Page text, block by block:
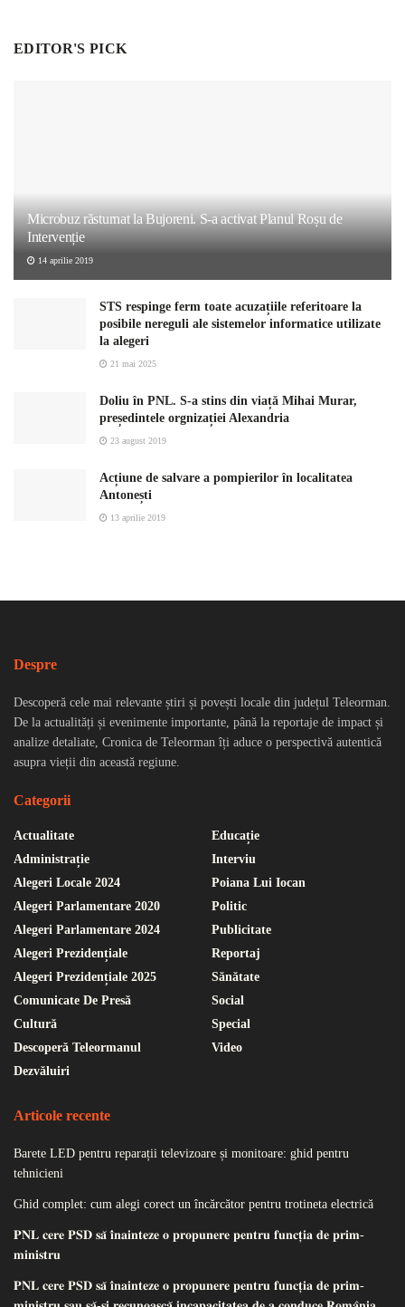
EDITOR'S PICK
Microbuz răsturnat la Bujoreni. S-a activat Planul Roșu de
Intervenție
14 aprilie 2019
STS respinge ferm toate acuzațiile referitoare la
posibile nereguli ale sistemelor informatice utilizate
la alegeri
21 mai 2025
Doliu în PNL. S-a stins din viață Mihai Murar,
președintele orgnizației Alexandria
23 august 2019
Acțiune de salvare a pompierilor în localitatea
Antonești
13 aprilie 2019
Despre
Descoperă cele mai relevante știri și povești locale din județul Teleorman.
De la actualități și evenimente importante, până la reportaje de impact și
analize detaliate, Cronica de Teleorman îți aduce o perspectivă autentică
asupra vieții din această regiune.
Categorii
Actualitate
Administrație
Alegeri Locale 2024
Alegeri Parlamentare 2020
Alegeri Parlamentare 2024
Alegeri Prezidențiale
Alegeri Prezidențiale 2025
Comunicate De Presă
Cultură
Descoperă Teleormanul
Dezvăluiri
Educație
Interviu
Poiana Lui Iocan
Politic
Publicitate
Reportaj
Sănătate
Social
Special
Video
Articole recente
Barete LED pentru reparații televizoare și monitoare: ghid pentru
tehnicieni
Ghid complet: cum alegi corect un încărcător pentru trotineta electrică
𝐏𝐍𝐋 𝐜𝐞𝐫𝐞 𝐏𝐒𝐃 𝐬𝐚̆ 𝐢̂𝐧𝐚𝐢𝐧𝐭𝐞𝐳𝐞 𝐨 𝐩𝐫𝐨𝐩𝐮𝐧𝐞𝐫𝐞 𝐩𝐞𝐧𝐭𝐫𝐮 𝐟𝐮𝐧𝐜𝐭̦𝐢𝐚 𝐝𝐞 𝐩𝐫𝐢𝐦-
𝐦𝐢𝐧𝐢𝐬𝐭𝐫𝐮
𝐏𝐍𝐋 𝐜𝐞𝐫𝐞 𝐏𝐒𝐃 𝐬𝐚̆ 𝐢̂𝐧𝐚𝐢𝐧𝐭𝐞𝐳𝐞 𝐨 𝐩𝐫𝐨𝐩𝐮𝐧𝐞𝐫𝐞 𝐩𝐞𝐧𝐭𝐫𝐮 𝐟𝐮𝐧𝐜𝐭̦𝐢𝐚 𝐝𝐞 𝐩𝐫𝐢𝐦-